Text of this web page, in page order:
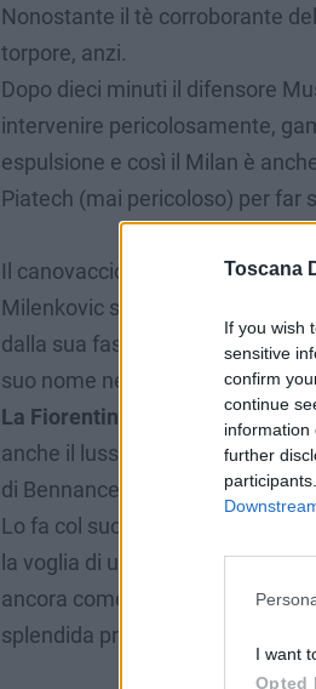
Toscana
If you wish
sensitive
confirm
continue
information
further
I want
Opted
Nonostante il tè corroborante
torpore, anzi.
Dopo dieci minuti il difensore
intervenire pericolosamente,
espulsione e così il Milan è
Piatech (mai pericoloso) per far
Il canovaccio non cambia. Anzi,
Milenkovic strappa la palla al
dalla sua fascia crossa
suo nome nella tabellina dei
La Fiorentina prende il
anche il lusso di sbagliare il
di Bennancer.
Lo fa col suo uomo simbolo,
la voglia di un
ancora come il burro nella
splendida prestazione.